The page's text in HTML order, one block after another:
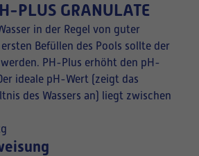
PLUS GRANULATE
in der Regel von guter
Befüllen des Pools sollte der
PH-Plus erhöht den pH-
ideale pH-Wert (zeigt das
des Wassers an) liegt zwischen